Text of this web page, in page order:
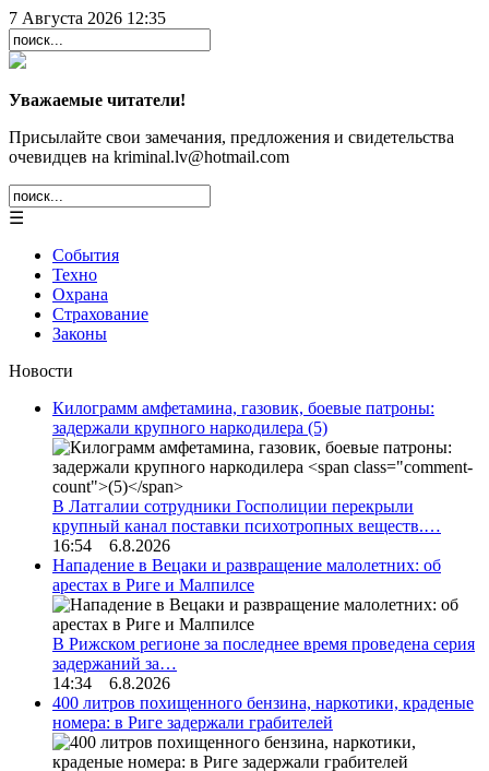
7 Августа 2026 12:35
Уважаемые читатели!
Присылайте свои замечания, предложения и свидетельства
очевидцев на kriminal.lv@hotmail.com
☰
События
Техно
Охрана
Страхование
Законы
Новости
Килограмм амфетамина, газовик, боевые патроны:
задержали крупного наркодилера (5)
В Латгалии сотрудники Госполиции перекрыли
крупный канал поставки психотропных веществ.…
16:54 6.8.2026
Нападение в Вецаки и развращение малолетних: об
арестах в Риге и Малпилсе
В Рижском регионе за последнее время проведена серия
задержаний за…
14:34 6.8.2026
400 литров похищенного бензина, наркотики, краденые
номера: в Риге задержали грабителей